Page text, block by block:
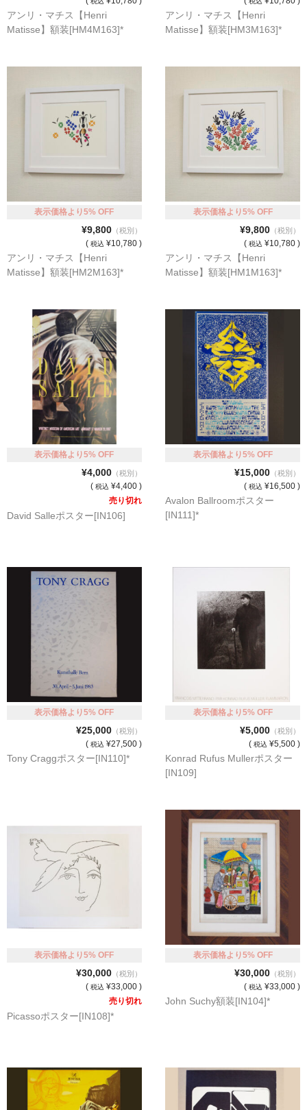
メンバー
For overseas customers
サイトマップ
オーダーメイド額装
額装のご相談・注文方法
額装参考作品
アンリ・マチス【Henri
Matisse】額装[HM4M163]*
アンリ・マチス【Henri
Matisse】額装[HM3M163]*
表示価格より5% OFF
¥9,800（税別）
( 税込 ¥10,780 )
アンリ・マチス【Henri
Matisse】額装[HM2M163]*
表示価格より5% OFF
¥9,800（税別）
( 税込 ¥10,780 )
アンリ・マチス【Henri
Matisse】額装[HM1M163]*
表示価格より5% OFF
¥4,000（税別）
( 税込 ¥4,400 )
売り切れ
David Salleポスター[IN106]
表示価格より5% OFF
¥15,000（税別）
( 税込 ¥16,500 )
Avalon Ballroomポスター
[IN111]*
表示価格より5% OFF
¥25,000（税別）
( 税込 ¥27,500 )
Tony Craggポスター[IN110]*
表示価格より5% OFF
¥5,000（税別）
( 税込 ¥5,500 )
Konrad Rufus Mullerポスター
[IN109]
表示価格より5% OFF
¥30,000（税別）
( 税込 ¥33,000 )
売り切れ
Picassoポスター[IN108]*
表示価格より5% OFF
¥30,000（税別）
( 税込 ¥33,000 )
John Suchy額装[IN104]*